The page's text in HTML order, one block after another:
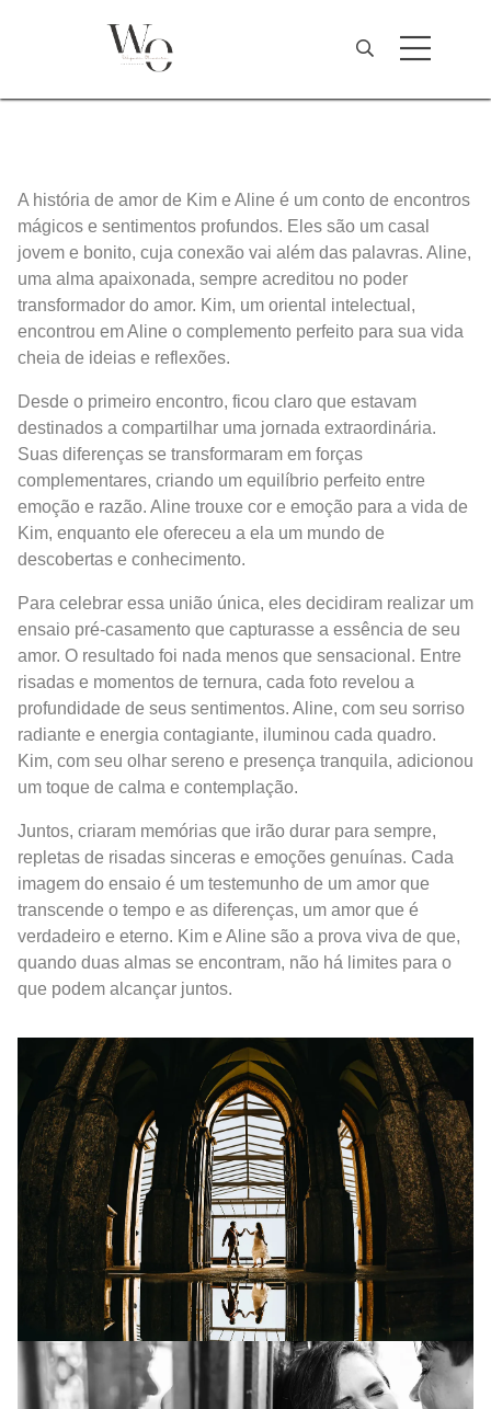
A história de amor de Kim e Aline é um conto de encontros
mágicos e sentimentos profundos. Eles são um casal
jovem e bonito, cuja conexão vai além das palavras. Aline,
uma alma apaixonada, sempre acreditou no poder
transformador do amor. Kim, um oriental intelectual,
encontrou em Aline o complemento perfeito para sua vida
cheia de ideias e reflexões.
Desde o primeiro encontro, ficou claro que estavam
destinados a compartilhar uma jornada extraordinária.
Suas diferenças se transformaram em forças
complementares, criando um equilíbrio perfeito entre
emoção e razão. Aline trouxe cor e emoção para a vida de
Kim, enquanto ele ofereceu a ela um mundo de
descobertas e conhecimento.
Para celebrar essa união única, eles decidiram realizar um
ensaio pré-casamento que capturasse a essência de seu
amor. O resultado foi nada menos que sensacional. Entre
risadas e momentos de ternura, cada foto revelou a
profundidade de seus sentimentos. Aline, com seu sorriso
radiante e energia contagiante, iluminou cada quadro.
Kim, com seu olhar sereno e presença tranquila, adicionou
um toque de calma e contemplação.
Juntos, criaram memórias que irão durar para sempre,
repletas de risadas sinceras e emoções genuínas. Cada
imagem do ensaio é um testemunho de um amor que
transcende o tempo e as diferenças, um amor que é
verdadeiro e eterno. Kim e Aline são a prova viva de que,
quando duas almas se encontram, não há limites para o
que podem alcançar juntos.